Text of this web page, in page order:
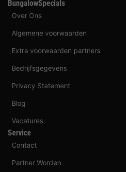
BungalowSpecials
Over Ons
Algemene voorwaarden
Extra voorwaarden partners
Bedrijfsgegevens
Privacy Statement
Blog
Vacatures
Service
Contact
Partner Worden